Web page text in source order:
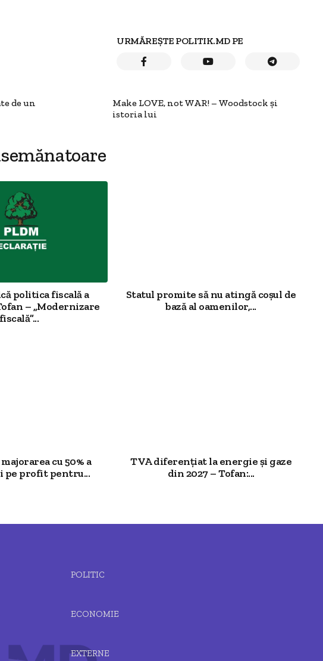
URMĂREȘTE POLITIK.MD PE
de un
Make LOVE, not WAR! – Woodstock şi
istoria lui
politica fiscală a
– „Modernizare
fiscală”...
Statul promite să nu atingă coșul de
bază al oamenilor,...
cu 50% a
pe profit pentru...
TVA diferențiat la energie și gaze
din 2027 – Tofan:...
POLITIC
ECONOMIE
EXTERNE